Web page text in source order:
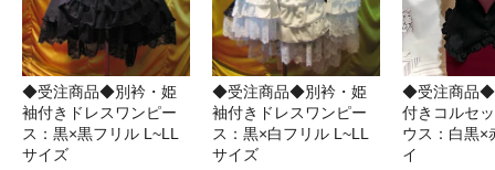
◆受注商品◆別衿・姫
袖付きドレスワンピー
ス：黒×黒フリル L~LL
サイズ
◆受注商品◆別衿・姫
袖付きドレスワンピー
ス：黒×白フリル L~LL
サイズ
◆受注商品◆
付きコルセ
ウス：白黒×
イ